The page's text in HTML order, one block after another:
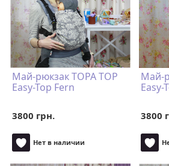
Май-рюкзак TOPA TOP
Easy-Top Fern
3800 грн.
Нет в наличии
Май-
Easy-
3800